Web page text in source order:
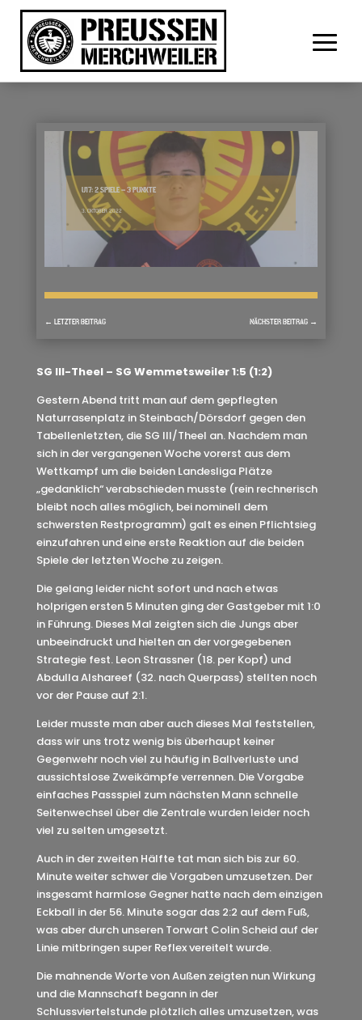
U17: 2 SPIELE – 3 PUNKTE
3. OKTOBER 2022
← LETZTER BEITRAG NÄCHSTER BEITRAG →
SG Ill-Theel – SG Wemmetsweiler 1:5 (1:2)
Gestern Abend tritt man auf dem gepflegten
Naturrasenplatz in Steinbach/Dörsdorf gegen den
Tabellenletzten, die SG Ill/Theel an. Nachdem man
sich in der vergangenen Woche vorerst aus dem
Wettkampf um die beiden Landesliga Plätze
„gedanklich“ verabschieden musste (rein rechnerisch
bleibt noch alles möglich, bei nominell dem
schwersten Restprogramm) galt es einen Pflichtsieg
einzufahren und eine erste Reaktion auf die beiden
Spiele der letzten Woche zu zeigen.
Die gelang leider nicht sofort und nach etwas
holprigen ersten 5 Minuten ging der Gastgeber mit 1:0
in Führung. Dieses Mal zeigten sich die Jungs aber
unbeeindruckt und hielten an der vorgegebenen
Strategie fest. Leon Strassner (18. per Kopf) und
Abdulla Alshareef (32. nach Querpass) stellten noch
vor der Pause auf 2:1.
Leider musste man aber auch dieses Mal feststellen,
dass wir uns trotz wenig bis überhaupt keiner
Gegenwehr noch viel zu häufig in Ballverluste und
aussichtslose Zweikämpfe verrennen. Die Vorgabe
einfaches Passspiel zum nächsten Mann schnelle
Seitenwechsel über die Zentrale wurden leider noch
viel zu selten umgesetzt.
Auch in der zweiten Hälfte tat man sich bis zur 60.
Minute weiter schwer die Vorgaben umzusetzen. Der
insgesamt harmlose Gegner hatte nach dem einzigen
Eckball in der 56. Minute sogar das 2:2 auf dem Fuß,
was aber durch unseren Torwart Colin Scheid auf der
Linie mitbringen super Reflex vereitelt wurde.
Die mahnende Worte von Außen zeigten nun Wirkung
und die Mannschaft begann in der
Schlussviertelstunde plötzlich alles umzusetzen, was